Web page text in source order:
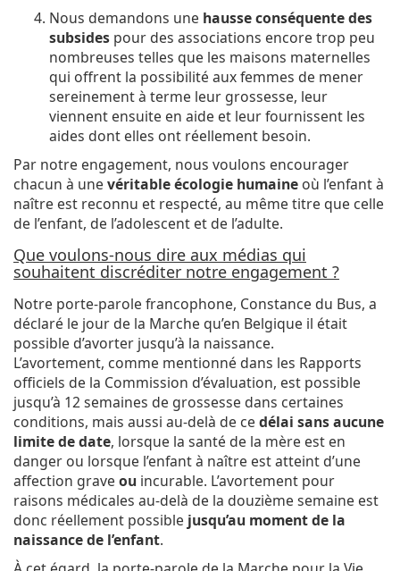
Nous demandons une hausse conséquente des
subsides pour des associations encore trop peu
nombreuses telles que les maisons maternelles
qui offrent la possibilité aux femmes de mener
sereinement à terme leur grossesse, leur
viennent ensuite en aide et leur fournissent les
aides dont elles ont réellement besoin.
Par notre engagement, nous voulons encourager
chacun à une véritable écologie humaineoù l’enfant à
naître est reconnu et respecté, au même titre que celle
de l’enfant, de l’adolescent et de l’adulte.
Que voulons-nous dire aux médias qui
souhaitent discréditer notre engagement ?
Notre porte-parole francophone, Constance du Bus, a
déclaré le jour de la Marche qu’en Belgique il était
possible d’avorter jusqu’à la naissance.
L’avortement, comme mentionné dans les Rapports
officiels de la Commission d’évaluation, est possible
jusqu’à 12 semaines de grossesse dans certaines
conditions, mais aussi au-delà de ce délai sans aucune
limite de date, lorsque la santé de la mère est en
danger ou lorsque l’enfant à naître est atteint d’une
affection grave ou incurable. L’avortement pour
raisons médicales au-delà de la douzième semaine est
donc réellement possible jusqu’au moment de la
naissance de l’enfant.